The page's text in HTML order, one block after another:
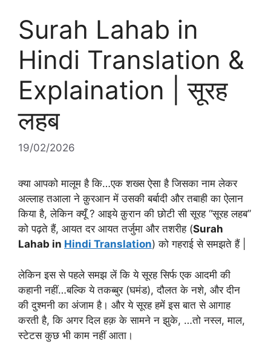
Surah Lahab in
Hindi Translation &
Explaination | सूरह
लहब
19/02/2026
क्या आपको मालूम है कि…एक शख्स ऐसा है जिसका नाम लेकर
अल्लाह तआला ने क़ुरआन में उसकी बर्बादी और तबाही का ऐलान
किया है, लेकिन क्यूँ ? आइये क़ुरान की छोटी सी सूरह “सूरह लहब”
को पढ़ते हैं, आयत दर आयत तर्जुमा और तशरीह (Surah
Lahab in Hindi Translation) को गहराई से समझते हैं |
लेकिन इस से पहले समझ लें कि ये सूरह सिर्फ एक आदमी की
कहानी नहीं…बल्कि ये तकब्बुर (घमंड), दौलत के नशे, और दीन
की दुश्मनी का अंजाम है। और ये सूरह हमें इस बात से आगाह
करती है, कि अगर दिल हक़ के सामने न झुके, …तो नस्ल, माल,
स्टेटस कुछ भी काम नहीं आता।